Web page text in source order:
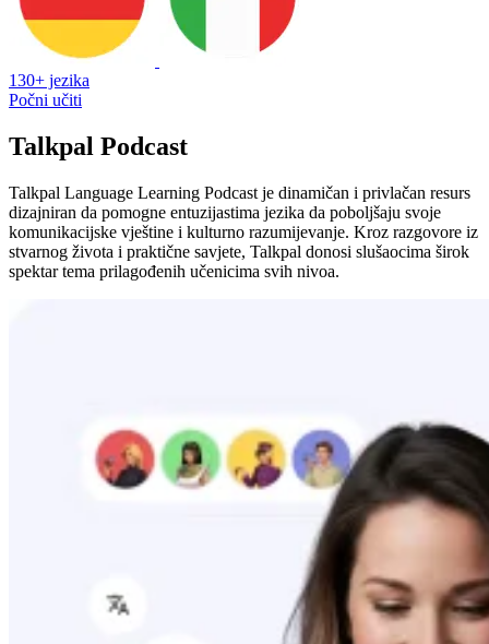
130+ jezika
Počni učiti
Talkpal Podcast
Talkpal Language Learning Podcast je dinamičan i privlačan resurs
dizajniran da pomogne entuzijastima jezika da poboljšaju svoje
komunikacijske vještine i kulturno razumijevanje. Kroz razgovore iz
stvarnog života i praktične savjete, Talkpal donosi slušaocima širok
spektar tema prilagođenih učenicima svih nivoa.